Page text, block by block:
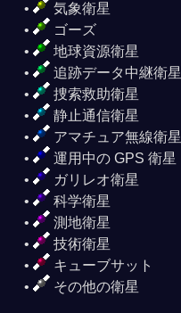
気象衛星
ゴーズ
地球資源衛星
追跡データ中継衛星
捜索救助衛星
静止通信衛星
アマチュア無線衛星
運用中の GPS 衛星
ガリレオ衛星
科学衛星
測地衛星
技術衛星
キューブサット
その他の衛星